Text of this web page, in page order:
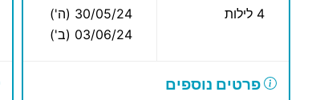
4 לילות
30/05/24 (ה')
03/06/24 (ב')
פרטים נוספים